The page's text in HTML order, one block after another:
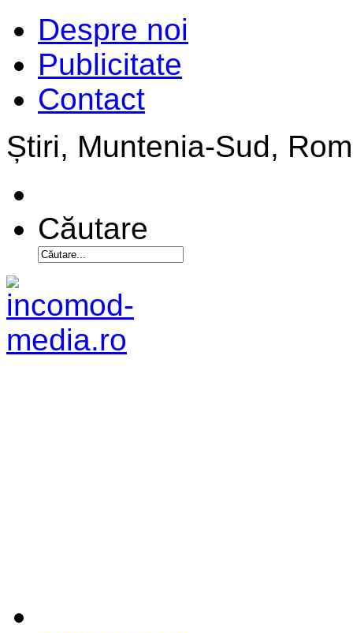
Despre noi
Publicitate
Contact
Știri, Muntenia-Sud,
Căutare